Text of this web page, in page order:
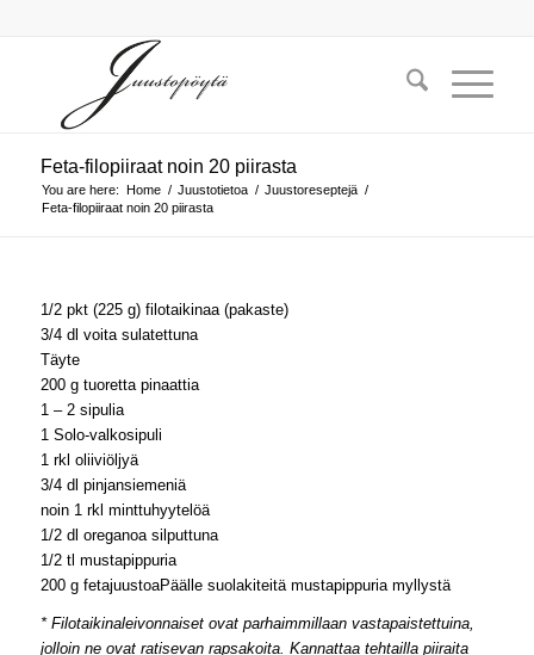
Feta-filopiiraat noin 20 piirasta
You are here: Home / Juustotietoa / Juustoreseptejä /
Feta-filopiiraat noin 20 piirasta
1/2 pkt (225 g) filotaikinaa (pakaste)
3/4 dl voita sulatettuna
Täyte
200 g tuoretta pinaattia
1 – 2 sipulia
1 Solo-valkosipuli
1 rkl oliiviöljyä
3/4 dl pinjansiemeniä
noin 1 rkl minttuhyytelöä
1/2 dl oreganoa silputtuna
1/2 tl mustapippuria
200 g fetajuustoaPäälle suolakiteitä mustapippuria myllystä
* Filotaikinaleivonnaiset ovat parhaimmillaan vastapaistettuina,
jolloin ne ovat ratisevan rapsakoita. Kannattaa tehtailla piiraita